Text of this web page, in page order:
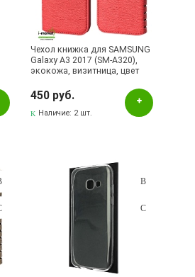
Чехол книжка для SAMSUNG
Galaxy A3 2017 (SM-A320),
экокожа, визитница, цвет
450 руб.
Наличие: 2 шт.